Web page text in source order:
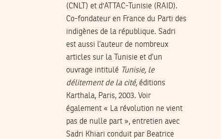
(CNLT) et d'ATTAC-Tunisie (RAID).
Co-fondateur en France du Parti des
indigènes de la république. Sadri
est aussi l’auteur de nombreux
articles sur la Tunisie et d’un
ouvrage intitulé Tunisie, le
délitement de la cité, éditions
Karthala, Paris, 2003. Voir
également « La révolution ne vient
pas de nulle part », entretien avec
Sadri Khiari conduit par Beatrice